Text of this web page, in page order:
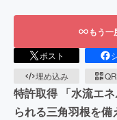
もう
ポスト
埋め込み
特許取得 「水流エ
られる三角羽根を